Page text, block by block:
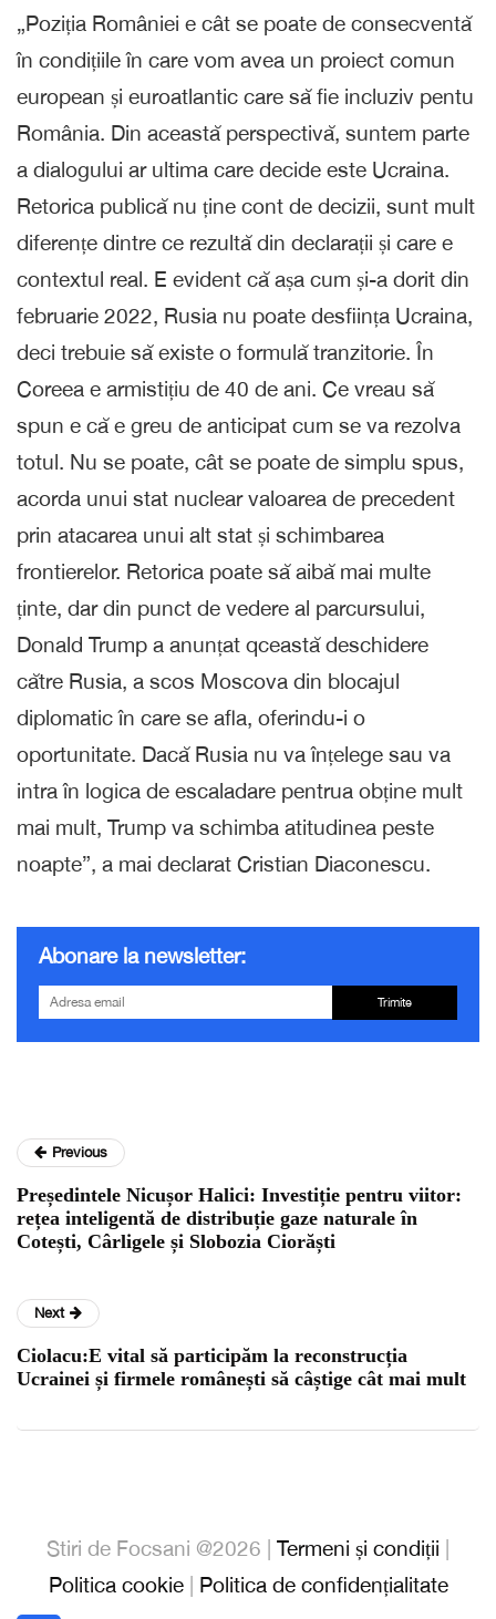
„Poziția României e cât se poate de consecventă
în condițiile în care vom avea un proiect comun
european și euroatlantic care să fie incluziv pentu
România. Din această perspectivă, suntem parte
a dialogului ar ultima care decide este Ucraina.
Retorica publică nu ține cont de decizii, sunt mult
diferențe dintre ce rezultă din declarații și care e
contextul real. E evident că așa cum și-a dorit din
februarie 2022, Rusia nu poate desființa Ucraina,
deci trebuie să existe o formulă tranzitorie. În
Coreea e armistițiu de 40 de ani. Ce vreau să
spun e că e greu de anticipat cum se va rezolva
totul. Nu se poate, cât se poate de simplu spus,
acorda unui stat nuclear valoarea de precedent
prin atacarea unui alt stat și schimbarea
frontierelor. Retorica poate să aibă mai multe
ținte, dar din punct de vedere al parcursului,
Donald Trump a anunțat qceastă deschidere
către Rusia, a scos Moscova din blocajul
diplomatic în care se afla, oferindu-i o
oportunitate. Dacă Rusia nu va înțelege sau va
intra în logica de escaladare pentrua obține mult
mai mult, Trump va schimba atitudinea peste
noapte”, a mai declarat Cristian Diaconescu.
Abonare la newsletter:
Trimite
Previous
Președintele Nicușor Halici: Investiție pentru viitor:
rețea inteligentă de distribuție gaze naturale în
Cotești, Cârligele și Slobozia Ciorăști
Next
Ciolacu:E vital să participăm la reconstrucția
Ucrainei și firmele românești să câștige cât mai mult
Stiri de Focsani @2026 | Termeni și condiții
Politica cookie| Politica de confidențialitate